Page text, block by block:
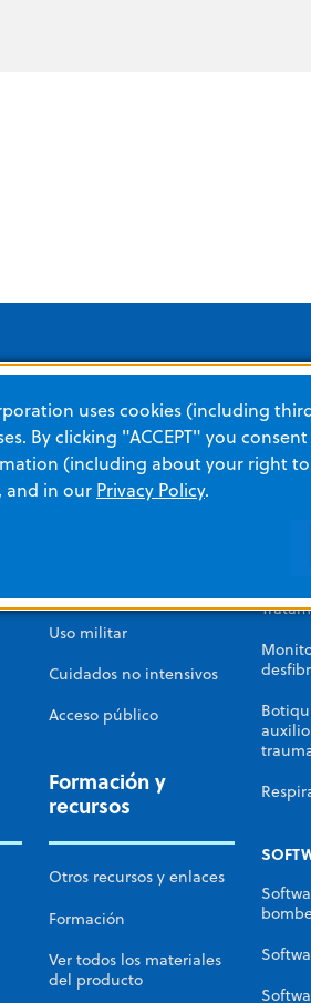
Soluciones para
Gestión de pacientes con
afecciones cardíacas
Uso militar
Cuidados no intensivos
Acceso público
Formación y
recursos
Otros recursos y enlaces
Formación
Ver todos los materiales
del producto
RCP
uses cookies (including
By clicking "ACCEPT" you
(including about your right
and in our Privacy Policy.